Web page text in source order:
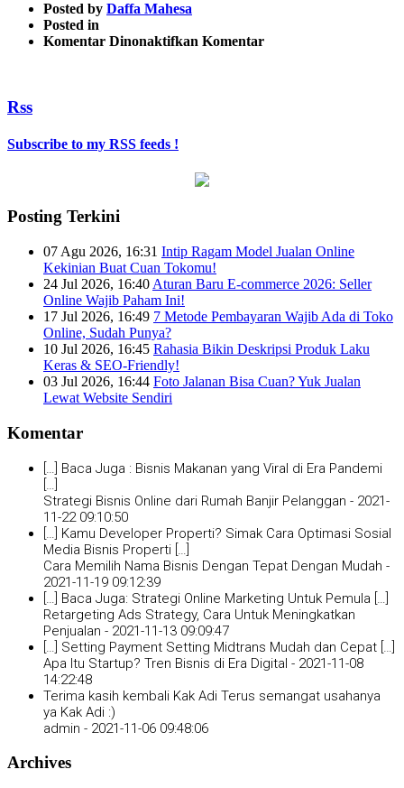
Posted by Daffa Mahesa
Posted in
Komentar Dinonaktifkan pada
Komentar
Rss
Subscribe to my RSS feeds !
Posting Terkini
07 Agu 2026, 16:31 Intip Ragam Model Jualan Online
Kekinian Buat Cuan Tokomu!
24 Jul 2026, 16:40 Aturan Baru E-commerce 2026: Seller
Online Wajib Paham Ini!
17 Jul 2026, 16:49 7 Metode Pembayaran Wajib Ada di Toko
Online, Sudah Punya?
10 Jul 2026, 16:45 Rahasia Bikin Deskripsi Produk Laku
Keras & SEO-Friendly!
03 Jul 2026, 16:44 Foto Jalanan Bisa Cuan? Yuk Jualan
Lewat Website Sendiri
Komentar
[…] Baca Juga : Bisnis Makanan yang Viral di Era Pandemi
Strategi Bisnis Online dari Rumah Banjir Pelanggan - 2021-
11-22 09:10:50
[…] Kamu Developer Properti? Simak Cara Optimasi Sosial
Media Bisnis Properti […]
Cara Memilih Nama Bisnis Dengan Tepat Dengan Mudah -
2021-11-19 09:12:39
[…] Baca Juga: Strategi Online Marketing Untuk Pemula […]
Retargeting Ads Strategy, Cara Untuk Meningkatkan
Penjualan - 2021-11-13 09:09:47
[…] Setting Payment Setting Midtrans Mudah dan Cepat […]
Apa Itu Startup? Tren Bisnis di Era Digital - 2021-11-08
14:22:48
Terima kasih kembali Kak Adi Terus semangat usahanya
ya Kak Adi :)
admin - 2021-11-06 09:48:06
Archives